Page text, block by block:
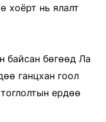
хоёрт нь ялалт
байсан бөгөөд Ла
ганцхан гоол
ердөө